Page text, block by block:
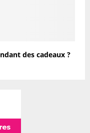
des cadeaux ?